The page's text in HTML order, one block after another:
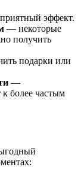
эффект.
— некоторые
получить
подарки или
—
к более частым